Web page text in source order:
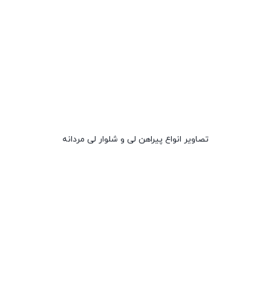
تصاویر انواع پیراهن لی و شلوار لی مردانه